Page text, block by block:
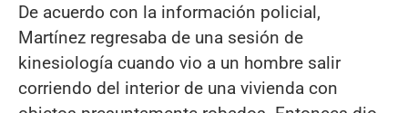
De acuerdo con la información policial,
Martínez regresaba de una sesión de
kinesiología cuando vio a un hombre salir
corriendo del interior de una vivienda con